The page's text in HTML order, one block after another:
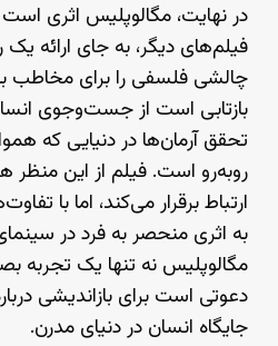
در نهایت، مگالوپلیس اثری
فیلم‌های دیگر، به جای ارائه
چالشی فلسفی را برای مخاطب
بازتابی است از جست‌وجوی
تحقق آرمان‌ها در دنیایی که
روبه‌رو است. فیلم از این منظر
ارتباط برقرار می‌کند، اما با
به اثری منحصر به فرد در
مگالوپلیس نه تنها یک تجربه
دعوتی است برای بازاندیشی
جایگاه انسان در دنیای مدرن.